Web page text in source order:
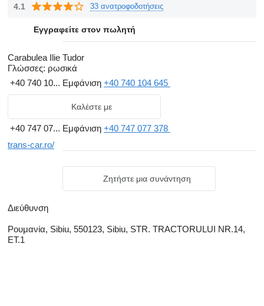
4.1 33 ανατροφοδοτήσεις
Εγγραφείτε στον πωλητή
Carabulea Ilie Tudor
Γλώσσες: ρωσικά
+40 740 10... Εμφάνιση +40 740 104 645
Καλέστε με
+40 747 07... Εμφάνιση +40 747 077 378
trans-car.ro/
Ζητήστε μια συνάντηση
Διεύθυνση
Ρουμανία, Sibiu, 550123, Sibiu, STR. TRACTORULUI NR.14,
ET.1